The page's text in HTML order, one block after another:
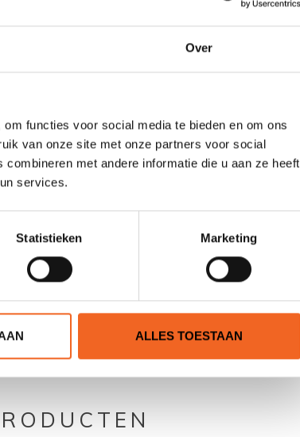
Over
functies voor social media te bieden en om ons
van onze site met onze partners voor social
met andere informatie die u aan ze heeft
services.
Statistieken Marketing
ALLES TOESTAAN
+ schouderbanden